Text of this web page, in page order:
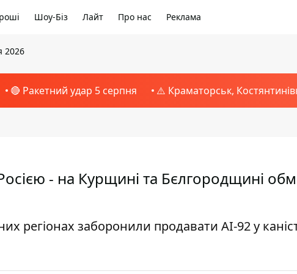
Шоу-Біз Лайт Про нас Реклама
2026
🔴 Ракетний удар 5 серпня ⚠️ Краматорськ,
- на Курщині та Бєлгородщині
регіонах заборонили продавати АІ-92 у